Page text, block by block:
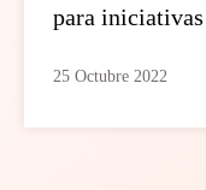
para
25 Octubre 2022